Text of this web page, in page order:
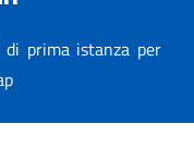
di prima istanza per